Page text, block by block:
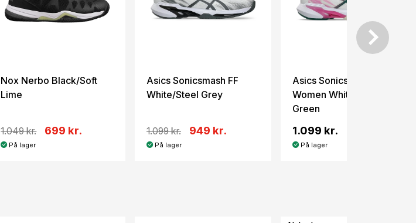
Nox Nerbo Black/Soft
Lime
1.049 kr. 699 kr.
På lager
Asics Sonicsmash FF
White/Steel Grey
1.099 kr. 949 kr.
På lager
Asics Sonicsmash FF
Women White/Jewel
Green
1.099 kr.
På lager